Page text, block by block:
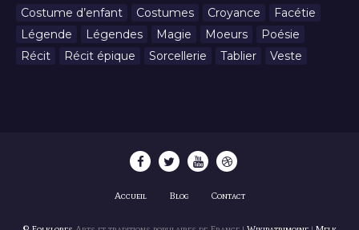
Costume d’enfant
Costumes Croyance
Facétie
Légende
Légendes Magie Moeurs
Poésie
Récit
Récit épique Sorcellerie Tablier Veste
Accueil Blog Contact